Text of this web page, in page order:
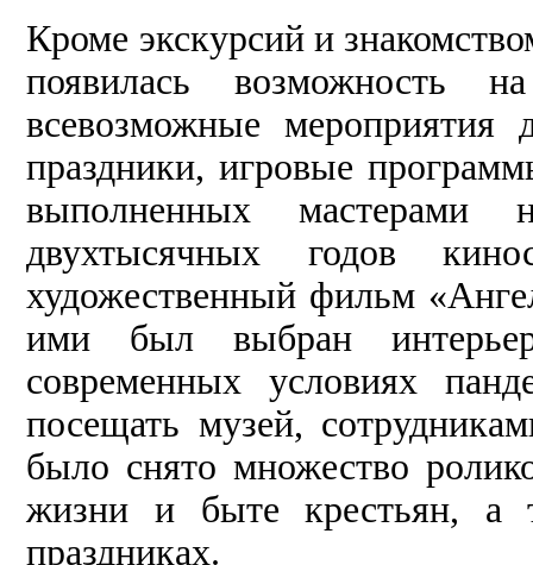
Кроме экскурсий и
появилась возможность
всевозможные мероприятия
праздники, игровые
выполненных мастерами
двухтысячных годов
художественный фильм
ими был выбран
современных условиях
посещать музей,
было снято множество
жизни и быте крестьян, а
праздниках.